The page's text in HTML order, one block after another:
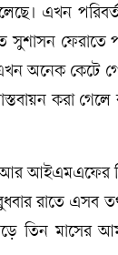
এখন
সুশাসন ফেরাতে
অনেক কেটে
করা গেলে
আর
রাতে এসব
তিন মাসের